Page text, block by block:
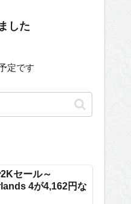
した
定です
セール～
4が4,162円な